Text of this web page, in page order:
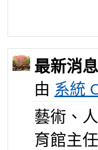
最新消
由 系統
藝術、
育館主